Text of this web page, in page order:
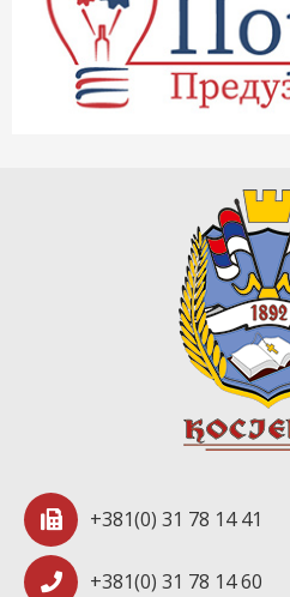
+381(0) 31 78 14 41
+381(0) 31 78 14 60